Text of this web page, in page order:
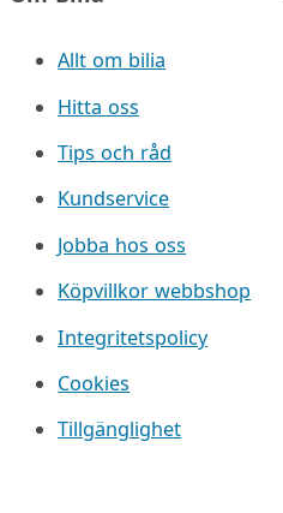
Allt om bilia
Hitta oss
Tips och råd
Kundservice
Jobba hos oss
Köpvillkor webbshop
Integritetspolicy
Cookies
Tillgänglighet